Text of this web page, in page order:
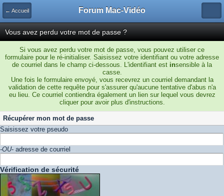
← Accueil Forum Mac-Vidéo
Vous avez perdu votre mot de passe ?
Si vous avez perdu votre mot de passe, vous pouvez utiliser ce
formulaire pour le ré-initialiser. Saisissez votre identifiant ou votre adresse
de courriel dans le champ ci-dessous. L'identifiant est insensible à la
casse.
Une fois le formulaire envoyé, vous recevrez un courriel demandant la
validation de cette requête pour s'assurer qu'aucune tentative d'abus n'a
eu lieu. Ce courriel contiendra également un lien sur lequel vous devrez
cliquer pour avoir plus d'instructions.
Récupérer mon mot de passe
Saisissez votre pseudo
-OU- adresse de courriel
Vérification de sécurité